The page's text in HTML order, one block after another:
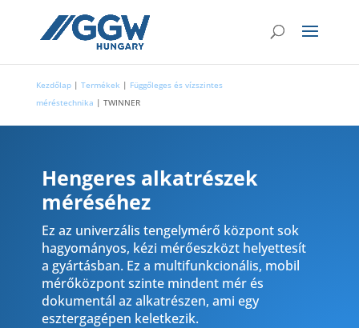
Kezdőlap| Termékek | Függőleges és vízszintes
méréstechnika | TWINNER
Hengeres alkatrészek
méréséhez
Ez az univerzális tengelymérő központ sok
hagyományos, kézi mérőeszközt helyettesít
a gyártásban. Ez a multifunkcionális, mobil
mérőközpont szinte mindent mér és
dokumentál az alkatrészen, ami egy
esztergagépen keletkezik.